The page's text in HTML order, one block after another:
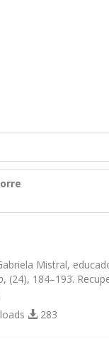
Mistral,
, (24), 184–193.
283